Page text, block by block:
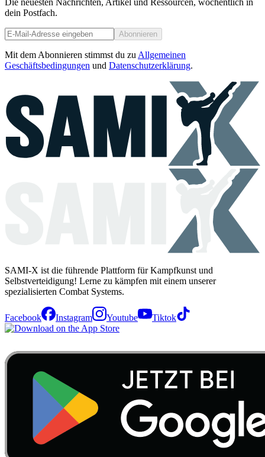
dein Postfach.
Abonnieren
Mit dem Abonnieren stimmst du zu Allgemeinen
Geschäftsbedingungen und Datenschutzerklärung.
SAMI-X ist die führende Plattform für Kampfkunst und
Selbstverteidigung! Lerne zu kämpfen mit einem unserer
spezialisierten Combat Systems.
Facebook Instagram Youtube Tiktok